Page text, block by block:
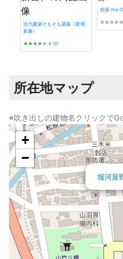
近代建築そもそも講義（新潮
新書）
★★★★☆ 4 (9)
発掘 the
☆☆☆☆☆
所在地マップ
※吹き出しの建物名クリックで
堀河屋
+
−